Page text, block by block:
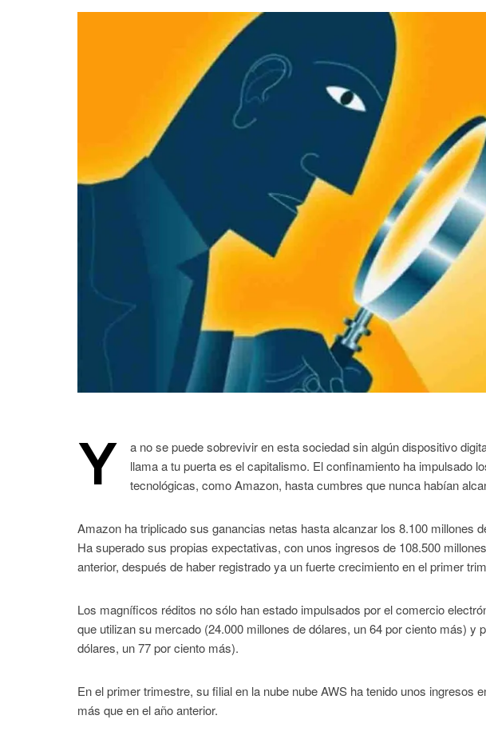
Y
a no se puede sobrevivir en esta sociedad sin algún dispositivo
llama a tu puerta es el capitalismo. El confinamiento ha impulsado
tecnológicas, como Amazon, hasta cumbres que nunca habían
Amazon ha triplicado sus ganancias netas hasta alcanzar los 8.100 millones
Ha superado sus propias expectativas, con unos ingresos de 108.500
anterior, después de haber registrado ya un fuerte crecimiento en el primer
Los magníficos réditos no sólo han estado impulsados por el comercio
que utilizan su mercado (24.000 millones de dólares, un 64 por ciento más) y
dólares, un 77 por ciento más).
En el primer trimestre, su filial en la nube nube AWS ha tenido unos ingresos
más que en el año anterior.